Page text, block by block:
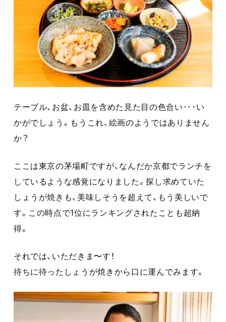
テーブル、お盆、お皿を含めた見た目の色合い･･･い
かがでしょう。もうこれ、絵画のようではありません
か？
ここは東京の茅場町ですが、なんだか京都でランチを
しているような感覚になりました。探し求めていた
しょうが焼きも、美味しそうを超えて、もう美しいで
す。この時点で1位にランキングされたことも超納
得。
それでは、いただきま〜す！
待ちに待ったしょうが焼きから口に運んでみます。